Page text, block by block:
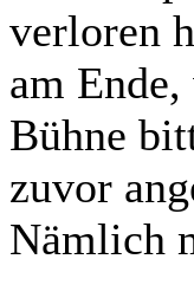
verloren
am
Bühne
zuvor
Nämlich